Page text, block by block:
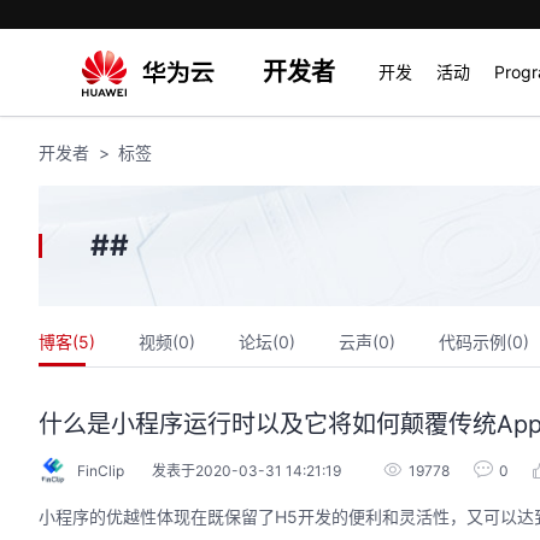
开发者 开发 活动
开发者 标签
##
博客(5) 视频(0) 论坛(0) 云声(0) 代码示例(0)
什么是小程序运行时以及它将如何颠覆传统
FinClip 发表于2020-03-31 14:21:19 19778 0
小程序的优越性体现在既保留了H5开发的便利和灵活性，又可以